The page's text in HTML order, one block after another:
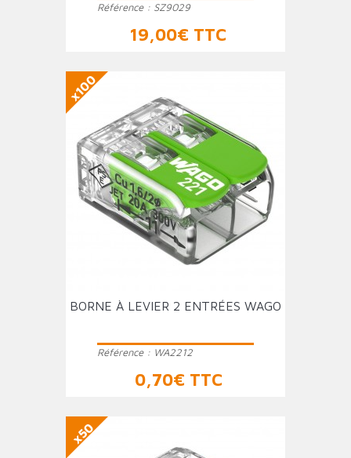
Référence : SZ9029
Prix
19,00€ TTC
BORNE À LEVIER 2 ENTRÉES WAGO
Référence : WA2212
Prix
0,70€ TTC
x100
x50